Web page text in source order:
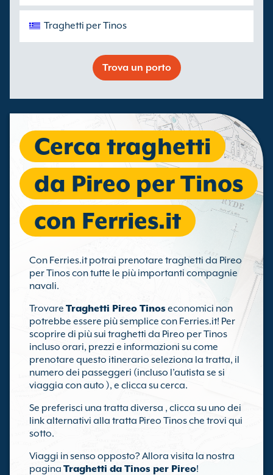
Traghetti per Tinos
Trova un porto
Cerca traghetti
da Pireo per Tinos
con Ferries.it
Con Ferries.it potrai prenotare traghetti da Pireo
per Tinos con tutte le più importanti compagnie
navali.
Trovare Traghetti Pireo Tinos economici non
potrebbe essere più semplice con Ferries.it! Per
scoprire di più sui traghetti da Pireo per Tinos
incluso orari, prezzi e informazioni su come
prenotare questo itinerario seleziona la tratta, il
numero dei passeggeri (incluso l’autista se si
viaggia con auto ), e clicca su cerca.
Se preferisci una tratta diversa , clicca su uno dei
link alternativi alla tratta Pireo Tinos che trovi qui
sotto.
Viaggi in senso opposto? Allora visita la nostra
pagina Traghetti da Tinos per Pireo!